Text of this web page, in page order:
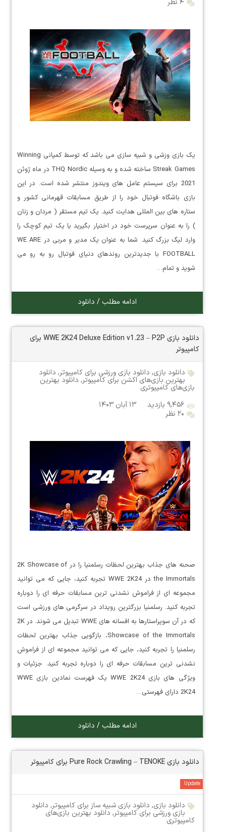
۴ نظر
یک بازی وزشی و شبیه سازی می باشد که توسط کمپانی Winning
Streak Games ساخته شده و به وسیله THQ Nordic در ماه ژوئن
2021 برای سیستم عامل های ویندوز منتشر شده است. در این
بازی باشگاه فوتبال خود را از طریق مسابقات قهرمانی کشور و
ستاره های بین المللی هدایت کنید. یک تیم مستقر ( مردان و زنان
) را به عنوان سرپرست خود در اختیار بگیرید یا یک تیم کوچک را
وارد لیگ بزرگ کنید. شما به عنوان یک مدیر و مربی در WE ARE
FOOTBALL با جدیدترین روندهای دنیای فوتبال رو به رو می
شوید و تمام…
ادامه مطلب / دانلود
دانلود بازی WWE 2K24 Deluxe Edition v1.23 – P2P برای
کامپیوتر
دانلود بازی, دانلود بازی ورزشی برای کامپیوتر, دانلود
بهترین بازی‌های اکشن برای کامپیوتر, دانلود بهترین
بازی‌های کامپیوتری
۹,۴۵۶ بازدید
۱۳ آبان ۱۴۰۳
۲۰ نظر
صحنه های جذاب بهترین لحظات رسلمنیا را در 2K Showcase of
the Immortals در WWE 2K24 تجربه کنید، جایی که می توانید
مجموعه ای از فراموش نشدنی ترین مسابقات حرفه ای را دوباره
تجربه کنید. رسلمنیا بزرگترین رویداد در سرگرمی های ورزشی است
که در آن سوپراستارها به افسانه های WWE تبدیل می شوند. در 2K
Showcase of the Immortals، بازگویی جذاب بهترین لحظات
رسلمنیا را تجربه کنید، جایی که می توانید مجموعه ای از فراموش
نشدنی ترین مسابقات حرفه ای را دوباره تجربه کنید. جزئیات و
ویژگی های بازی WWE 2K24 یک فهرست نمادین بازی WWE
2K24 دارای فهرستی…
ادامه مطلب / دانلود
دانلود بازی Pure Rock Crawling – TENOKE برای کامپیوتر
Update
دانلود بازی, دانلود بازی شبیه ساز برای کامپیوتر, دانلود
بازی ورزشی برای کامپیوتر, دانلود بهترین بازی‌های
کامپیوتری